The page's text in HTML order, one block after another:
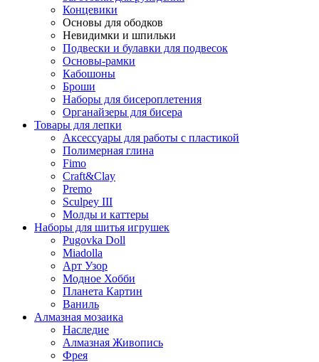
Концевики
Основы для ободков
Невидимки и шпильки
Подвески и булавки для подвесок
Основы-рамки
Кабошоны
Броши
Наборы для бисероплетения
Органайзеры для бисера
Товары для лепки
Аксессуары для работы с пластикой
Полимерная глина
Fimo
Craft&Clay
Premo
Sculpey III
Молды и каттеры
Наборы для шитья игрушек
Pugovka Doll
Miadolla
Арт Узор
Модное Хобби
Планета Картин
Ваниль
Алмазная мозаика
Наследие
Алмазная Живопись
Фрея